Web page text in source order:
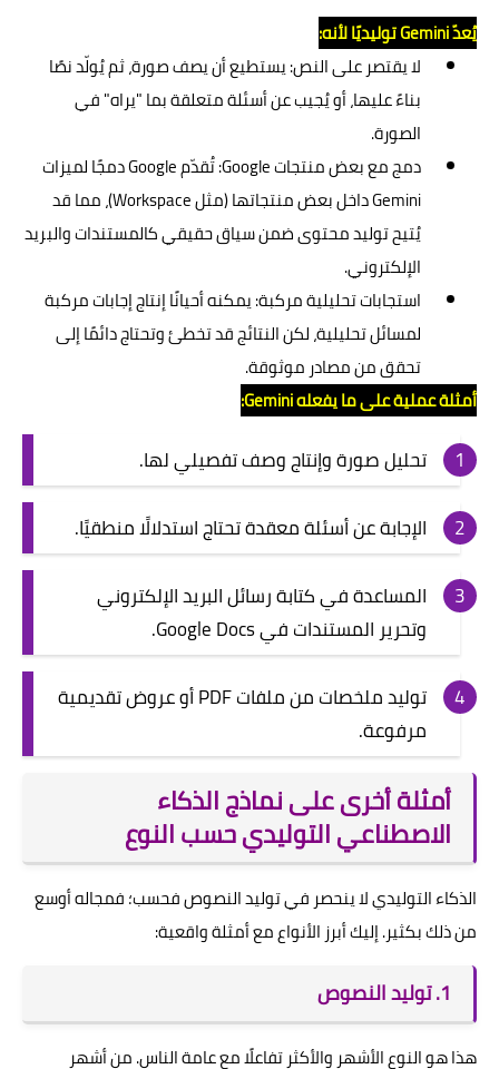
يُعدّ Gemini توليديًا لأنه:
لا يقتصر على النص: يستطيع أن يصف صورة، ثم يُولّد نصًا
بناءً عليها، أو يُجيب عن أسئلة متعلقة بما "يراه" في
الصورة.
دمج مع بعض منتجات Google: تُقدّم Google دمجًا لميزات
Gemini داخل بعض منتجاتها (مثل Workspace)، مما قد
يُتيح توليد محتوى ضمن سياق حقيقي كالمستندات والبريد
الإلكتروني.
استجابات تحليلية مركبة: يمكنه أحيانًا إنتاج إجابات مركبة
لمسائل تحليلية، لكن النتائج قد تخطئ وتحتاج دائمًا إلى
تحقق من مصادر موثوقة.
أمثلة عملية على ما يفعله Gemini:
تحليل صورة وإنتاج وصف تفصيلي لها.
الإجابة عن أسئلة معقدة تحتاج استدلالًا منطقيًا.
المساعدة في كتابة رسائل البريد الإلكتروني
وتحرير المستندات في Google Docs.
توليد ملخصات من ملفات PDF أو عروض تقديمية
مرفوعة.
أمثلة أخرى على نماذج الذكاء
الاصطناعي التوليدي حسب النوع
الذكاء التوليدي لا ينحصر في توليد النصوص فحسب؛ فمجاله أوسع
من ذلك بكثير. إليك أبرز الأنواع مع أمثلة واقعية:
1. توليد النصوص
هذا هو النوع الأشهر والأكثر تفاعلًا مع عامة الناس. من أشهر